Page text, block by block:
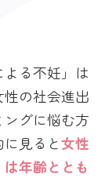
る不妊」は
の社会進出
グに悩む方
に見ると女性
年齢ととも